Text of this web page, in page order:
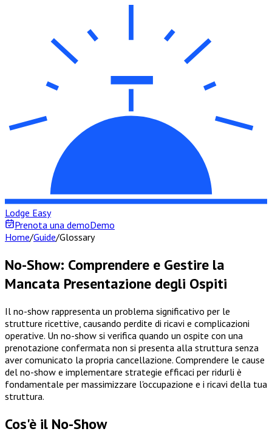
Lodge Easy
Prenota una demoDemo
Home/Guide/Glossary
No-Show: Comprendere e Gestire la
Mancata Presentazione degli Ospiti
Il no-show rappresenta un problema significativo per le
strutture ricettive, causando perdite di ricavi e complicazioni
operative. Un no-show si verifica quando un ospite con una
prenotazione confermata non si presenta alla struttura senza
aver comunicato la propria cancellazione. Comprendere le cause
del no-show e implementare strategie efficaci per ridurli è
fondamentale per massimizzare l'occupazione e i ricavi della tua
struttura.
Cos'è il No-Show